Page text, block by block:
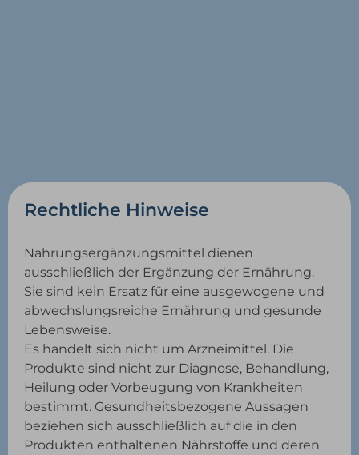
Rechtliche Hinweise
Nahrungsergänzungsmittel dienen
ausschließlich der Ergänzung der Ernährung.
Sie sind kein Ersatz für eine ausgewogene und
abwechslungsreiche Ernährung und gesunde
Lebensweise.
Es handelt sich nicht um Arzneimittel. Die
Produkte sind nicht zur Diagnose, Behandlung,
Heilung oder Vorbeugung von Krankheiten
bestimmt. Gesundheitsbezogene Aussagen
beziehen sich ausschließlich auf die in den
Produkten enthaltenen Nährstoffe und deren